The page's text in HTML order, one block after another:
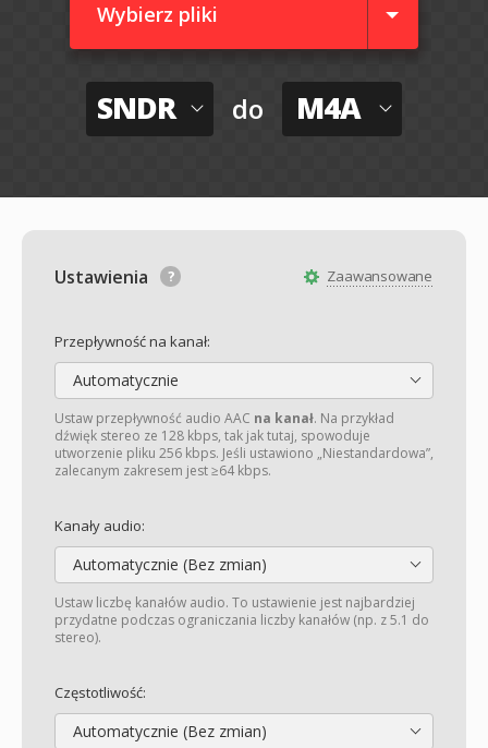
Wybierz pliki
SNDR do M4A
Zaawansowane
Ustawienia
Przepływność na kanał:
Automatycznie
Ustaw przepływność audio AAC na kanał. Na przykład
dźwięk stereo ze 128 kbps, tak jak tutaj, spowoduje
utworzenie pliku 256 kbps. Jeśli ustawiono „Niestandardowa”,
zalecanym zakresem jest ≥64 kbps.
Kanały audio:
Automatycznie (Bez zmian)
Ustaw liczbę kanałów audio. To ustawienie jest najbardziej
przydatne podczas ograniczania liczby kanałów (np. z 5.1 do
stereo).
Częstotliwość:
Automatycznie (Bez zmian)